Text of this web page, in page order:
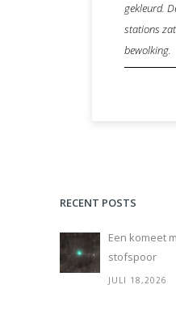
gekleurd.
stations
bewolking.
RECENT POSTS
Een komeet
stofspoor
JULI 18,2026